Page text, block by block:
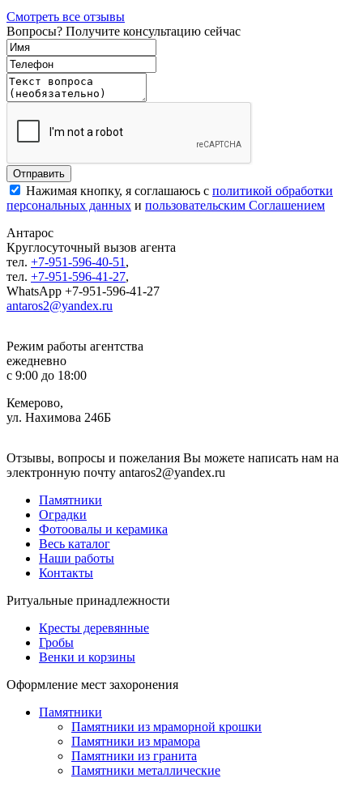
Смотреть все отзывы
Вопросы? Получите консультацию сейчас
Нажимая кнопку, я соглашаюсь с политикой обработки
персональных данных и пользовательским Соглашением
Антарос
Круглосуточный вызов агента
тел. +7-951-596-40-51 ,
тел. +7-951-596-41-27,
WhatsApp +7-951-596-41-27
antaros2@yandex.ru
Режим работы агентства
ежедневно
с 9:00 до 18:00
Кемерово,
ул. Нахимова 246Б
Отзывы, вопросы и пожелания Вы можете написать нам на
электронную почту antaros2@yandex.ru
Памятники
Оградки
Фотоовалы и керамика
Весь каталог
Наши работы
Контакты
Ритуальные принадлежности
Кресты деревянные
Гробы
Венки и корзины
Оформление мест захоронения
Памятники
Памятники из мраморной крошки
Памятники из мрамора
Памятники из гранита
Памятники металлические